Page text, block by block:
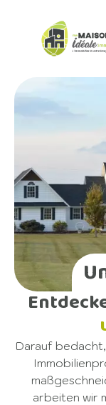
Darauf
arbeiten wir